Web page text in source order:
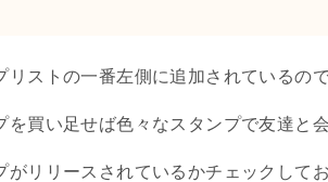
ストの一番左側に追加されているの
買い足せば色々なスタンプで友達と
リリースされているかチェックして